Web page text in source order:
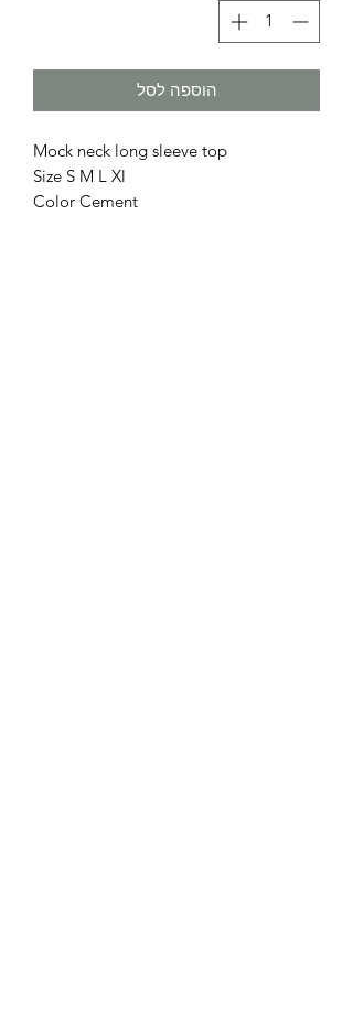
הוספה לסל
Mock neck long sleeve top
Size S M L Xl
Color Cement